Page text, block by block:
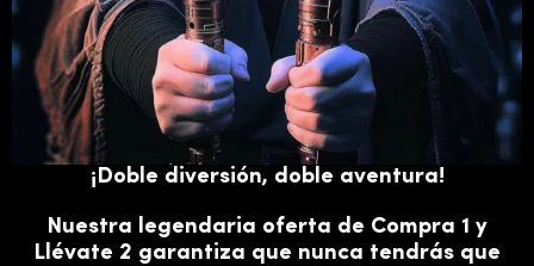
¡Doble diversión, doble aventura!
Nuestra legendaria oferta de Compra 1 y
Llévate 2 garantiza que nunca tendrás que